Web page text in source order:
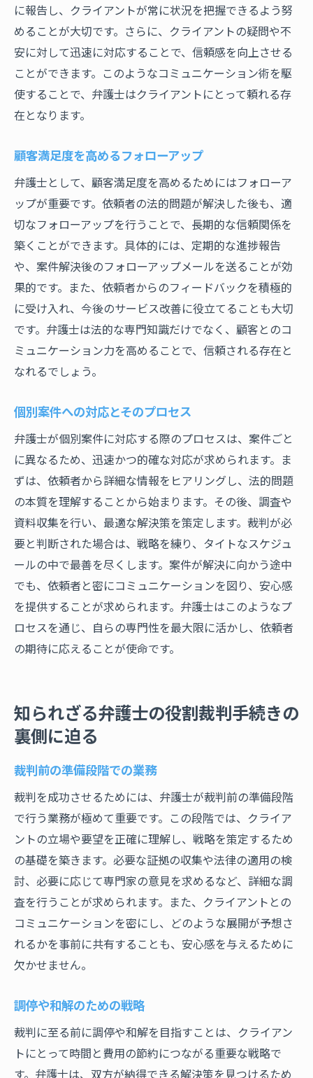
に報告し、クライアントが常に状況を把握できるよう努
めることが大切です。さらに、クライアントの疑問や不
安に対して迅速に対応することで、信頼感を向上させる
ことができます。このようなコミュニケーション術を駆
使することで、弁護士はクライアントにとって頼れる存
在となります。
顧客満足度を高めるフォローアップ
弁護士として、顧客満足度を高めるためにはフォローア
ップが重要です。依頼者の法的問題が解決した後も、適
切なフォローアップを行うことで、長期的な信頼関係を
築くことができます。具体的には、定期的な進捗報告
や、案件解決後のフォローアップメールを送ることが効
果的です。また、依頼者からのフィードバックを積極的
に受け入れ、今後のサービス改善に役立てることも大切
です。弁護士は法的な専門知識だけでなく、顧客とのコ
ミュニケーション力を高めることで、信頼される存在と
なれるでしょう。
個別案件への対応とそのプロセス
弁護士が個別案件に対応する際のプロセスは、案件ごと
に異なるため、迅速かつ的確な対応が求められます。ま
ずは、依頼者から詳細な情報をヒアリングし、法的問題
の本質を理解することから始まります。その後、調査や
資料収集を行い、最適な解決策を策定します。裁判が必
要と判断された場合は、戦略を練り、タイトなスケジュ
ールの中で最善を尽くします。案件が解決に向かう途中
でも、依頼者と密にコミュニケーションを図り、安心感
を提供することが求められます。弁護士はこのようなプ
ロセスを通じ、自らの専門性を最大限に活かし、依頼者
の期待に応えることが使命です。
知られざる弁護士の役割裁判手続きの
裏側に迫る
裁判前の準備段階での業務
裁判を成功させるためには、弁護士が裁判前の準備段階
で行う業務が極めて重要です。この段階では、クライア
ントの立場や要望を正確に理解し、戦略を策定するため
の基礎を築きます。必要な証拠の収集や法律の適用の検
討、必要に応じて専門家の意見を求めるなど、詳細な調
査を行うことが求められます。また、クライアントとの
コミュニケーションを密にし、どのような展開が予想さ
れるかを事前に共有することも、安心感を与えるために
欠かせません。
調停や和解のための戦略
裁判に至る前に調停や和解を目指すことは、クライアン
トにとって時間と費用の節約につながる重要な戦略で
す。弁護士は、双方が納得できる解決策を見つけるため